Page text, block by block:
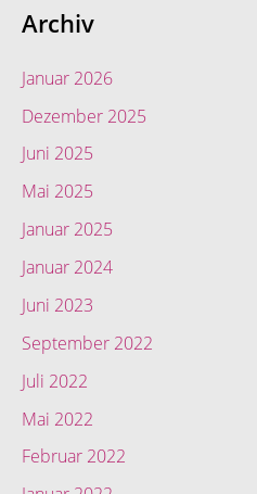
Archiv
Januar 2026
Dezember 2025
Juni 2025
Mai 2025
Januar 2025
Januar 2024
Juni 2023
September 2022
Juli 2022
Mai 2022
Februar 2022